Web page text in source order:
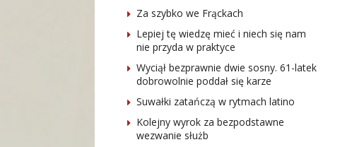
Za szybko we Frąckach
Lepiej tę wiedzę mieć i niech się nam
nie przyda w praktyce
Wyciął bezprawnie dwie sosny. 61-latek
dobrowolnie poddał się karze
Suwałki zatańczą w rytmach latino
Kolejny wyrok za bezpodstawne
wezwanie służb